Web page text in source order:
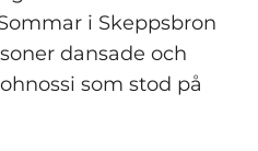
i Skeppsbron
dansade och
som stod på